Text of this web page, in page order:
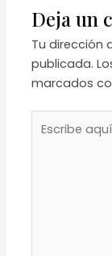
Deja un
Tu dirección
publicada.
marcados
aquí...